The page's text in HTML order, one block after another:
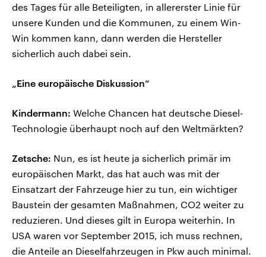
des Tages für alle Beteiligten, in allererster Linie für
unsere Kunden und die Kommunen, zu einem Win-
Win kommen kann, dann werden die Hersteller
sicherlich auch dabei sein.
„Eine europäische Diskussion“
Kindermann: Welche Chancen hat deutsche Diesel-
Technologie überhaupt noch auf den Weltmärkten?
Zetsche: Nun, es ist heute ja sicherlich primär im
europäischen Markt, das hat auch was mit der
Einsatzart der Fahrzeuge hier zu tun, ein wichtiger
Baustein der gesamten Maßnahmen, CO2 weiter zu
reduzieren. Und dieses gilt in Europa weiterhin. In
USA waren vor September 2015, ich muss rechnen,
die Anteile an Dieselfahrzeugen in Pkw auch minimal.